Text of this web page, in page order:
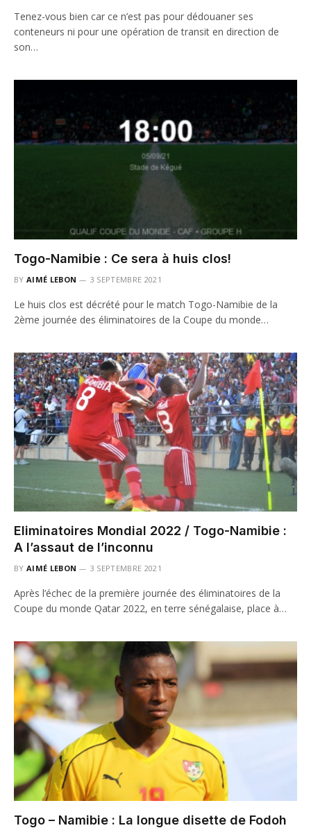
Tenez-vous bien car ce n’est pas pour dédouaner ses
conteneurs ni pour une opération de transit en direction de
son…
Togo-Namibie : Ce sera à huis clos!
BY AIMÉ LEBON 3 SEPTEMBRE 2021
Le huis clos est décrété pour le match Togo-Namibie de la
2ème journée des éliminatoires de la Coupe du monde…
Eliminatoires Mondial 2022 / Togo-Namibie :
A l’assaut de l’inconnu
BY AIMÉ LEBON 3 SEPTEMBRE 2021
Après l’échec de la première journée des éliminatoires de la
Coupe du monde Qatar 2022, en terre sénégalaise, place à…
Togo – Namibie : La longue disette de Fodoh